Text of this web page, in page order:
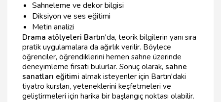
Sahneleme ve dekor bilgisi
Diksiyon ve ses eğitimi
Metin analizi
Drama atölyeleri Bartın'da, teorik bilgilerin yanı sıra
pratik uygulamalara da ağırlık verilir. Böylece
öğrenciler, öğrendiklerini hemen sahne üzerinde
deneyimleme fırsatı bulurlar. Sonuç olarak, sahne
sanatları eğitimi almak isteyenler için Bartın'daki
tiyatro kursları, yeteneklerini keşfetmeleri ve
geliştirmeleri için harika bir başlangıç noktası olabilir.